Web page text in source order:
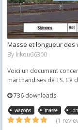
Masse et longueur des
By kikou66300
Voici un document
marchandises de TS. Ce
736 downloads
wagons masse
(1